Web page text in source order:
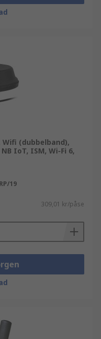
Wifi (dubbelband),
IoT, ISM, Wi-Fi 6,
19
309,01 kr/påse